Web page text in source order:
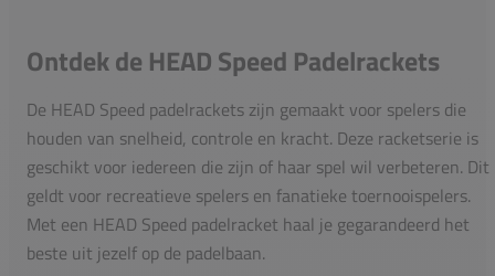
Ontdek de HEAD Speed Padelrackets
De HEAD Speed padelrackets zijn gemaakt voor spelers die
houden van snelheid, controle en kracht. Deze racketserie is
geschikt voor iedereen die zijn of haar spel wil verbeteren. Dit
geldt voor recreatieve spelers en fanatieke toernooispelers.
Met een HEAD Speed padelracket haal je gegarandeerd het
beste uit jezelf op de padelbaan.